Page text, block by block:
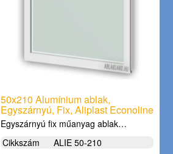
50x210 Alumínium ablak,
Egyszárnyú, Fix, Aliplast Econoline
Egyszárnyú fix műanyag ablak…
Cikkszám
ALIE 50-210